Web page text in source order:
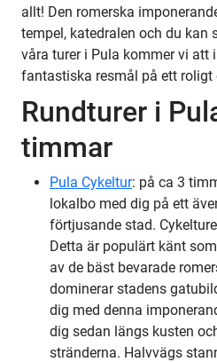
allt! Den romerska
tempel, katedralen och du kan
våra turer i Pula kommer vi att
fantastiska resmål på ett roligt
Rundturer i
timmar
Pula Cykeltur: på ca 3
lokalbo med dig på ett
förtjusande stad.
Detta är populärt känt
av de bäst bevarade
dominerar stadens
dig med denna
dig sedan längs kusten
stränderna. Halvvägs